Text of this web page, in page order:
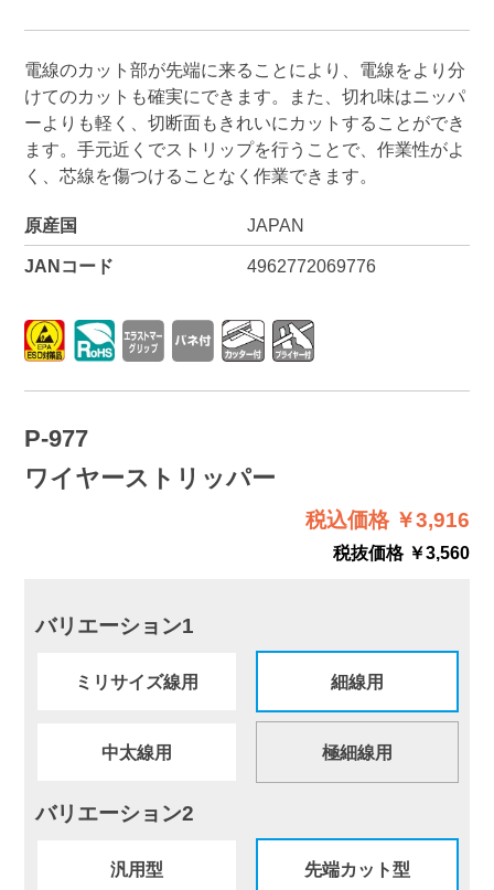
電線のカット部が先端に来ることにより、電線をより分
けてのカットも確実にできます。また、切れ味はニッパ
ーよりも軽く、切断面もきれいにカットすることができ
ます。手元近くでストリップを行うことで、作業性がよ
く、芯線を傷つけることなく作業できます。
原産国 JAPAN
JANコード 4962772069776
P-977
ワイヤーストリッパー
税込価格 ￥3,916
税抜価格 ￥3,560
バリエーション1
ミリサイズ線用 細線用
中太線用 極細線用
バリエーション2
汎用型 先端カット型